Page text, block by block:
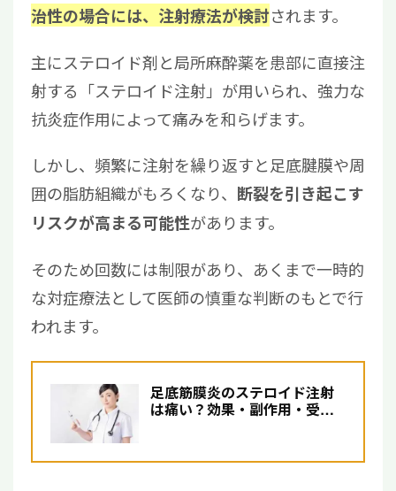
治性の場合には、注射療法が検討されます。
主にステロイド剤と局所麻酔薬を患部に直接注
射する「ステロイド注射」が用いられ、強力な
抗炎症作用によって痛みを和らげます。
しかし、頻繁に注射を繰り返すと足底腱膜や周
囲の脂肪組織がもろくなり、 断裂を引き起こす
リスクが高まる可能性があります。
そのため回数には制限があり、あくまで一時的
な対症療法として医師の慎重な判断のもとで行
われます。
足底筋膜炎のステロイド注射
は痛い？効果・副作用・受け